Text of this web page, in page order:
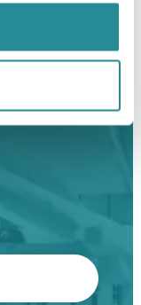
de 99€ d’achat*